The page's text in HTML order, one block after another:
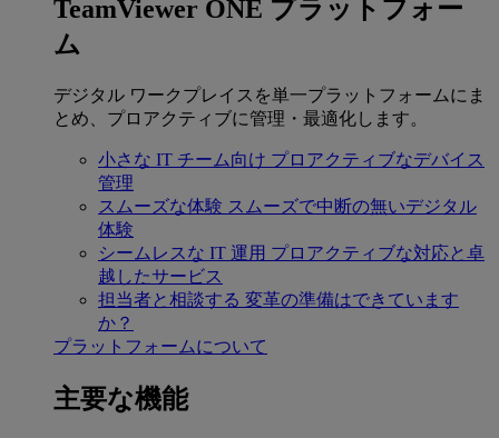
TeamViewer ONE プラットフォー
ム
デジタル ワークプレイスを単一プラットフォームにま
とめ、プロアクティブに管理・最適化します。
小さな IT チーム向け プロアクティブなデバイス
管理
スムーズな体験 スムーズで中断の無いデジタル
体験
シームレスな IT 運用 プロアクティブな対応と卓
越したサービス
担当者と相談する 変革の準備はできています
か？
プラットフォームについて
主要な機能